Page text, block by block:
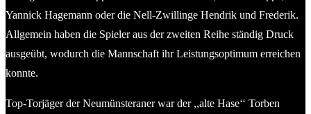
Yannick Hagemann oder die Nell-Zwillinge Hendrik und Frederik.
Allgemein haben die Spieler aus der zweiten Reihe ständig Druck
ausgeübt, wodurch die Mannschaft ihr Leistungsoptimum erreichen
konnte.
Top-Torjäger der Neumünsteraner war der ,,alte Hase‘‘ Torben